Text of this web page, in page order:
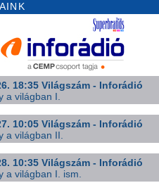
18:35 Világszám - Inforádió
a világban I.
10:05 Világszám - Inforádió
a világban II.
10:35 Világszám - Inforádió
a világban I. ism.